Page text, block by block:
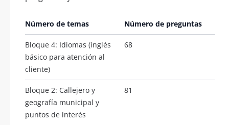
Número de temas Número de preguntas
Bloque 4: Idiomas (inglés
básico para atención al
cliente)
68
Bloque 2: Callejero y
geografía municipal y
puntos de interés
81